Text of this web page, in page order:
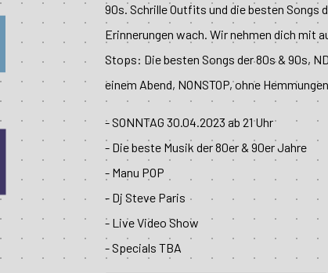
90s. Schrille Outfits und die besten Songs
Erinnerungen wach. Wir nehmen dich mit
Stops: Die besten Songs der 80s & 90s,
einem Abend, NONSTOP, ohne
- SONNTAG 30.04.2023 ab 21 Uhr
- Die beste Musik der 80er & 90er Jahre
- Manu POP
- Dj Steve Paris
- Live Video Show
- Specials TBA